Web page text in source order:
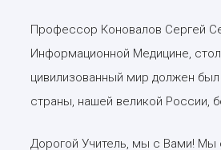
Профессор Коновалов Сергей
Информационной Медицине,
цивилизованный мир должен
страны, нашей великой России,
Дорогой Учитель, мы с Вами! Мы